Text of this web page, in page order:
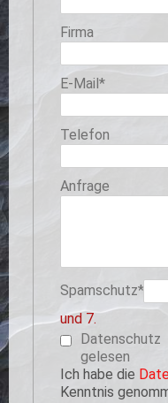
Firma
Pflichtfeld
E-Mail*
Telefon
Anfrage
Pflichtfeld
Spamschutz*
und 7.
Datenschutz
gelesen
Ich habe die
Kenntnis